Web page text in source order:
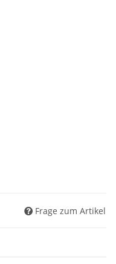
Frage zum Artikel